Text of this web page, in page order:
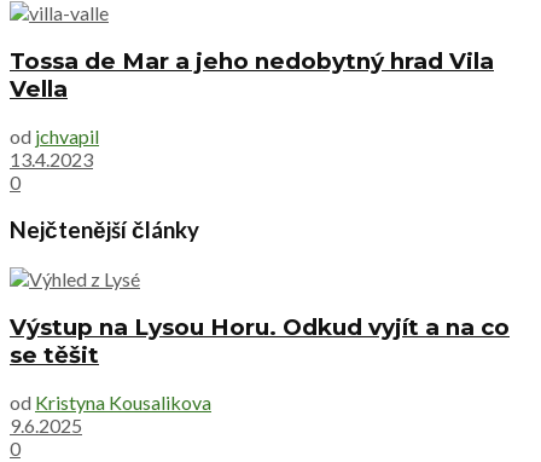
Tossa de Mar a jeho nedobytný hrad Vila
Vella
od jchvapil
13.4.2023
0
Nejčtenější články
Výstup na Lysou Horu. Odkud vyjít a na co
se těšit
od Kristyna Kousalikova
9.6.2025
0